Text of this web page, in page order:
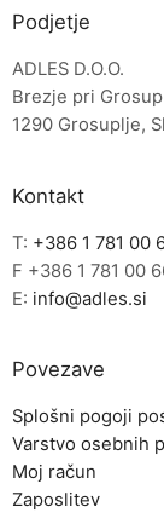
Podjetje
ADLES D.O.O.
Brezje pri
1290 Grosuplje,
Kontakt
T: +386 1 781 00
F +386 1 781 00
E: info@adles.si
Povezave
Splošni pogoji
Varstvo osebnih
Moj račun
Zaposlitev